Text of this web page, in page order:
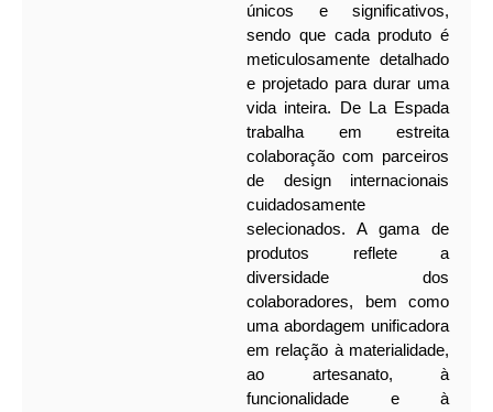
únicos e significativos,
sendo que cada produto é
meticulosamente detalhado
e projetado para durar uma
vida inteira. De La Espada
trabalha em estreita
colaboração com parceiros
de design internacionais
cuidadosamente
selecionados. A gama de
produtos reflete a
diversidade dos
colaboradores, bem como
uma abordagem unificadora
em relação à materialidade,
ao artesanato, à
funcionalidade e à